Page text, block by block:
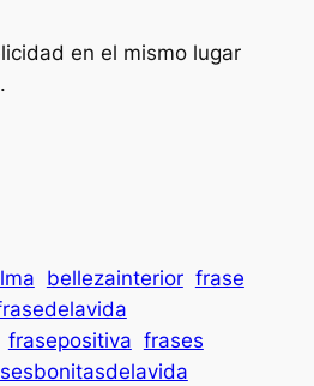
en el mismo lugar
bellezainterior frase
frasepositiva frases